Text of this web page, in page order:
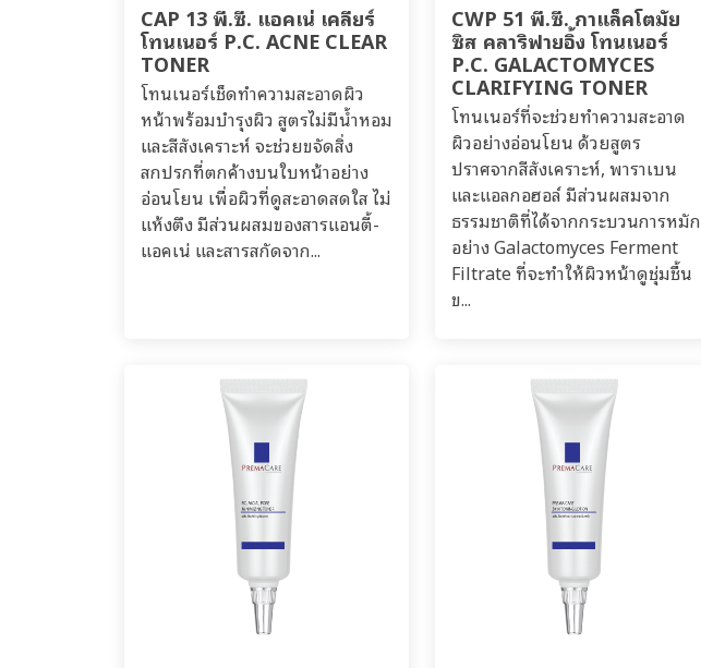
CAP 13 พี.ซี. แอคเน่ เคลียร์
โทนเนอร์ P.C. ACNE CLEAR
TONER
โทนเนอร์เช็ดทำความสะอาดผิว
หน้าพร้อมบำรุงผิว สูตรไม่มีน้ำหอม
และสีสังเคราะห์ จะช่วยขจัดสิ่ง
สกปรกที่ตกค้างบนใบหน้าอย่าง
อ่อนโยน เพื่อผิวที่ดูสะอาดสดใส ไม่
แห้งตึง มีส่วนผสมของสารแอนตี้-
แอคเน่ และสารสกัดจาก...
CWP 51 พี.ซี. กาแล็คโตมัย
ซิส คลาริฟายอิ้ง โทนเนอร์
P.C. GALACTOMYCES
CLARIFYING TONER
โทนเนอร์ที่จะช่วยทำความสะอาด
ผิวอย่างอ่อนโยน ด้วยสูตร
ปราศจากสีสังเคราะห์, พาราเบน
และแอลกอฮอล์ มีส่วนผสมจาก
ธรรมชาติที่ได้จากกระบวนการหมัก
อย่าง Galactomyces Ferment
Filtrate ที่จะทำให้ผิวหน้าดูชุ่มชื้น
ข...